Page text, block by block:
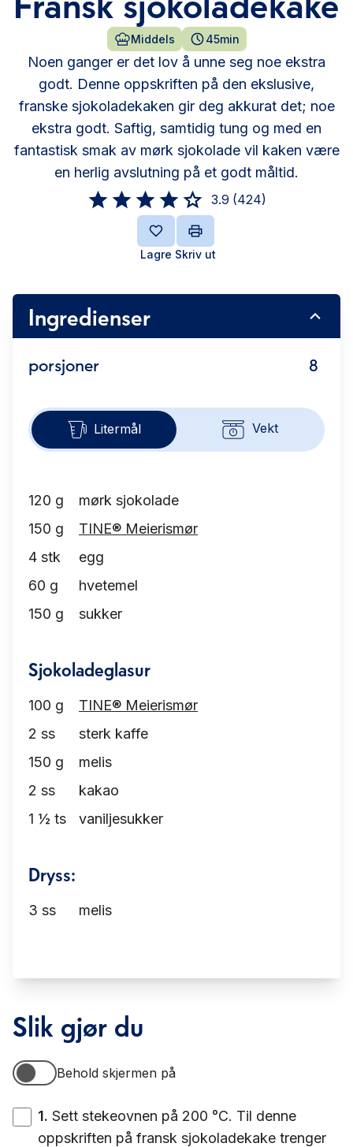
Middels 45min
Noen ganger er det lov å unne seg noe ekstra
godt. Denne oppskriften på den ekslusive,
franske sjokoladekaken gir deg akkurat det; noe
ekstra godt. Saftig, samtidig tung og med en
fantastisk smak av mørk sjokolade vil kaken være
en herlig avslutning på et godt måltid.
3.9 (424)
Lagre Skriv ut
Ingredienser
porsjoner 8
Litermål Vekt
120 g
mørk sjokolade
150 g
TINE® Meierismør
4 stk
egg
60 g
hvetemel
150 g sukker
Sjokoladeglasur
100 g
TINE® Meierismør
2 ss
sterk kaffe
150 g
melis
2 ss
kakao
1 ½ ts vaniljesukker
Dryss:
3 ss melis
Slik gjør du
Behold skjermen på
Behold skjermen på
1. Sett stekeovnen på 200 °C. Til denne
oppskriften på fransk sjokoladekake trenger